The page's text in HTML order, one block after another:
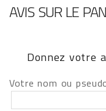
AVIS SUR LE
Donnez votre
Votre nom ou